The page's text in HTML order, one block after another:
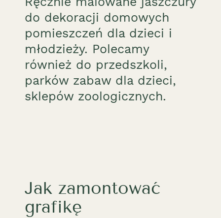
do dekoracji domowych
pomieszczeń dla dzieci i
młodzieży. Polecamy
również do przedszkoli,
parków zabaw dla dzieci,
sklepów zoologicznych.
Jak zamontować
grafikę